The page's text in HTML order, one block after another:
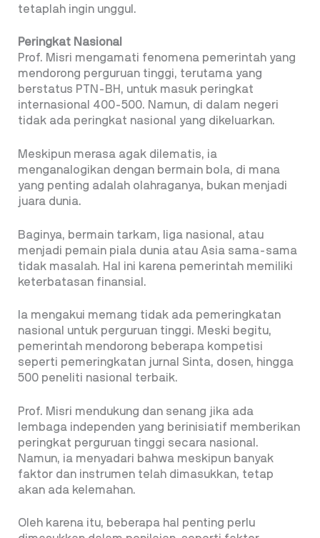
tetaplah ingin unggul.
Peringkat Nasional
Prof. Misri mengamati fenomena pemerintah yang
mendorong perguruan tinggi, terutama yang
berstatus PTN-BH, untuk masuk peringkat
internasional 400-500. Namun, di dalam negeri
tidak ada peringkat nasional yang dikeluarkan.
Meskipun merasa agak dilematis, ia
menganalogikan dengan bermain bola, di mana
yang penting adalah olahraganya, bukan menjadi
juara dunia.
Baginya, bermain tarkam, liga nasional, atau
menjadi pemain piala dunia atau Asia sama-sama
tidak masalah. Hal ini karena pemerintah memiliki
keterbatasan finansial.
Ia mengakui memang tidak ada pemeringkatan
nasional untuk perguruan tinggi. Meski begitu,
pemerintah mendorong beberapa kompetisi
seperti pemeringkatan jurnal Sinta, dosen, hingga
500 peneliti nasional terbaik.
Prof. Misri mendukung dan senang jika ada
lembaga independen yang berinisiatif memberikan
peringkat perguruan tinggi secara nasional.
Namun, ia menyadari bahwa meskipun banyak
faktor dan instrumen telah dimasukkan, tetap
akan ada kelemahan.
Oleh karena itu, beberapa hal penting perlu